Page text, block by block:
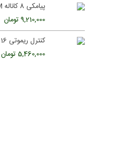
پیامکی 8 کاناله LG8817M رله 30A
9,210,000 تومان
کنترل ریموتی 16 کانال LRF075
5,460,000 تومان